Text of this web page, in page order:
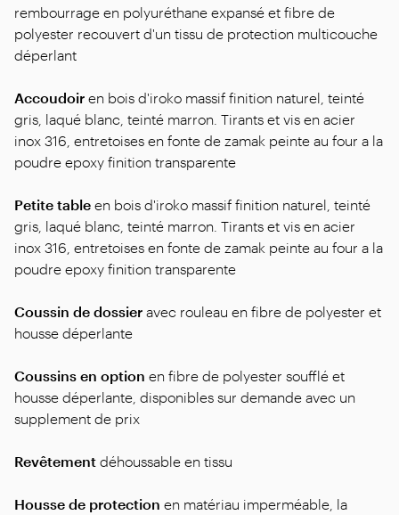
rembourrage en polyuréthane expansé et fibre de
polyester recouvert d'un tissu de protection multicouche
déperlant
Accoudoir en bois d'iroko massif finition naturel, teinté
gris, laqué blanc, teinté marron. Tirants et vis en acier
inox 316, entretoises en fonte de zamak peinte au four a la
poudre epoxy finition transparente
Petite table en bois d'iroko massif finition naturel, teinté
gris, laqué blanc, teinté marron. Tirants et vis en acier
inox 316, entretoises en fonte de zamak peinte au four a la
poudre epoxy finition transparente
Coussin de dossier avec rouleau en fibre de polyester et
housse déperlante
Coussins en option en fibre de polyester soufflé et
housse déperlante, disponibles sur demande avec un
supplement de prix
Revêtement déhoussable en tissu
Housse de protection en matériau imperméable, la